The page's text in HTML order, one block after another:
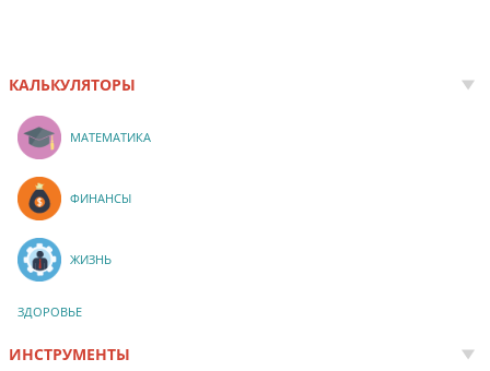
КАЛЬКУЛЯТОРЫ
МАТЕМАТИКА
ФИНАНСЫ
ЖИЗНЬ
ЗДОРОВЬЕ
ИНСТРУМЕНТЫ